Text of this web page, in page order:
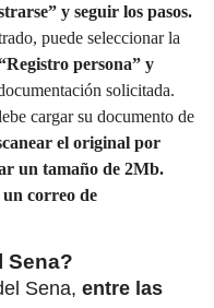
y seguir los pasos.
puede seleccionar la
persona” y
solicitada.
cargar su documento de
el original por
un tamaño de 2Mb.
correo de
Sena?
Sena, entre las